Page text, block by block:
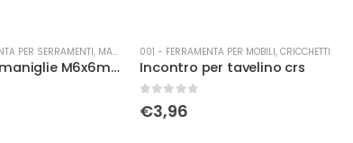
PER SERRAMENTI, MANIGLIERIA
Grano per maniglie M6x6mm
001 - FERRAMENTA PER MOBILI,CRICCHETTI
Incontro per tavelino crs
Su 5
€3,96